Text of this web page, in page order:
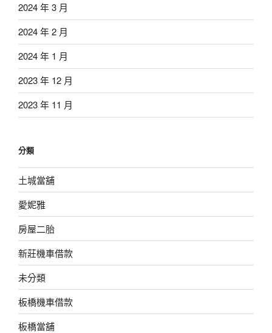
2024 年 3 月
2024 年 2 月
2024 年 1 月
2023 年 12 月
2023 年 11 月
分類
土城當舖
愛妮雅
房屋二胎
新莊機車借款
未分類
板橋機車借款
板橋當舖